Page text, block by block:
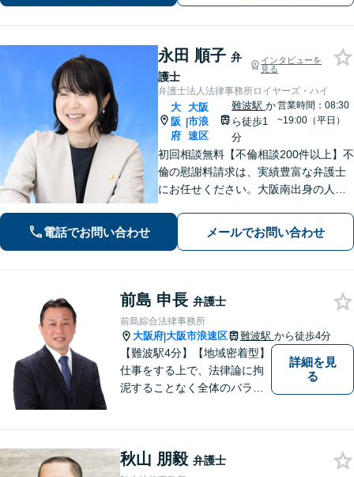
永田 順子 弁
護士
インタビューを
見る
弁護士法人法律事務所ロイヤーズ・ハイ
大
阪
府
|
大阪
市浪
速区
難波駅 か
ら徒歩1
分
営業時間：08:30
~19:00（平日）
初回相談無料【不倫相談200件以上】不
倫の慰謝料請求は、実績豊富な弁護士
にお任せください。大阪南出身の人情
通事故に遭われてお困りの方はお気軽
にお電話ください【当日／夜間／休日
電話でお問い合わせ メールでお問い合わせ
前島 申長 弁護士
前島綜合法律事務所
大阪府|大阪市浪速区 難波駅 から徒歩4分
【難波駅4分】【地域密着型】
仕事をする上で、法律論に拘
泥することなく全体のバラン
クライアントの話を丁寧に聞
詳細を見
る
秋山 朋毅 弁護士